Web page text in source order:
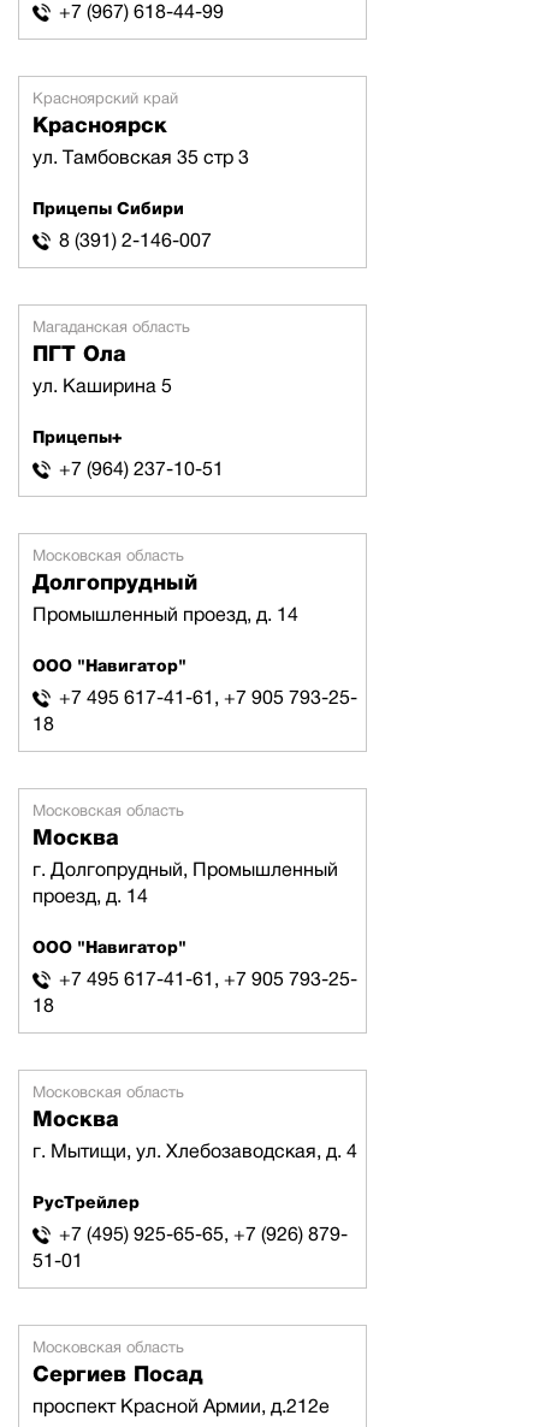
+7 (967) 618-44-99
Красноярский край
Красноярск
ул. Тамбовская 35 стр 3
Прицепы Сибири
8 (391) 2-146-007
Магаданская область
ПГТ Ола
ул. Каширина 5
Прицепы+
+7 (964) 237-10-51
Московская область
Долгопрудный
Промышленный проезд, д. 14
ООО "Навигатор"
+7 495 617-41-61, +7 905 793-25-
18
Московская область
Москва
г. Долгопрудный, Промышленный
проезд, д. 14
ООО "Навигатор"
+7 495 617-41-61, +7 905 793-25-
18
Московская область
Москва
г. Мытищи, ул. Хлебозаводская, д. 4
РусТрейлер
+7 (495) 925-65-65, +7 (926) 879-
51-01
Московская область
Сергиев Посад
проспект Красной Армии, д.212е